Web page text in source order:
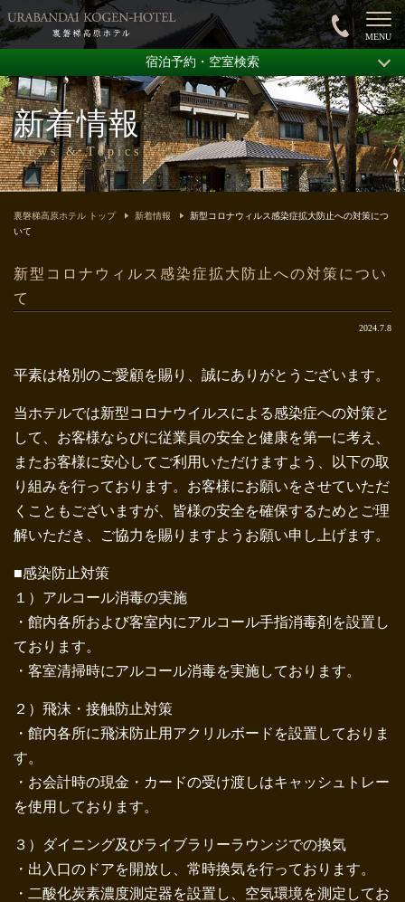
新着情報
News & Topics
宿泊予約・空室検索
裏磐梯高原ホテル トップ 新着情報
新型コロナウィルス感染症拡大防止への対策につ
いて
新型コロナウィルス感染症拡大防止への対策につい
て
2024.7.8
平素は格別のご愛顧を賜り、誠にありがとうございます。
当ホテルでは新型コロナウイルスによる感染症への対策と
して、お客様ならびに従業員の安全と健康を第一に考え、
またお客様に安心してご利用いただけますよう、以下の取
り組みを行っております。お客様にお願いをさせていただ
くこともございますが、皆様の安全を確保するためとご理
解いただき、ご協力を賜りますようお願い申し上げます。
■感染防止対策
１）アルコール消毒の実施
・館内各所および客室内にアルコール手指消毒剤を設置し
ております。
・客室清掃時にアルコール消毒を実施しております。
２）飛沫・接触防止対策
・館内各所に飛沫防止用アクリルボードを設置しておりま
す。
・お会計時の現金・カードの受け渡しはキャッシュトレー
を使用しております。
３）ダイニング及びライブラリーラウンジでの換気
・出入口のドアを開放し、常時換気を行っております。
・二酸化炭素濃度測定器を設置し、空気環境を測定してお